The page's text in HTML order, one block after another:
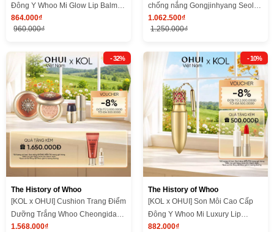
Đông Y Whoo Mi Glow Lip Balm
Set Bloom Red
864.000₫
960.000₫
chống nắng Gongjinhyang Seol
Radiant White Sun BB
SPF45/PA+++
1.062.500₫
1.250.000₫
- 32%
The History of Whoo
[KOL x OHUI] Cushion Trang Điểm
Dưỡng Trắng Whoo Cheongidan
Essence SPF50+/PA+++
1.568.000₫
- 10%
The History of Whoo
[KOL x OHUI] Son Môi Cao Cấp
Đông Y Whoo Mi Luxury Lip
Rouge
882.000₫